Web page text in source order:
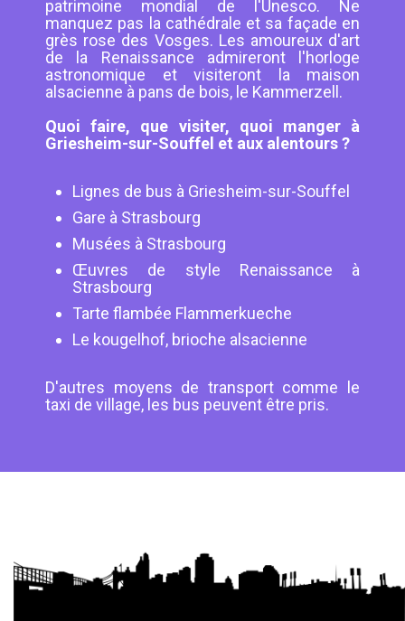
patrimoine mondial de l'Unesco. Ne
manquez pas la cathédrale et sa façade en
grès rose des Vosges. Les amoureux d'art
de la Renaissance admireront l'horloge
astronomique et visiteront la maison
alsacienne à pans de bois, le Kammerzell.
Quoi faire, que visiter, quoi manger à
Griesheim-sur-Souffel et aux alentours ?
Lignes de bus à Griesheim-sur-Souffel
Gare à Strasbourg
Musées à Strasbourg
Œuvres de style Renaissance à
Strasbourg
Tarte flambée Flammerkueche
Le kougelhof, brioche alsacienne
D'autres moyens de transport comme le
taxi de village, les bus peuvent être pris.